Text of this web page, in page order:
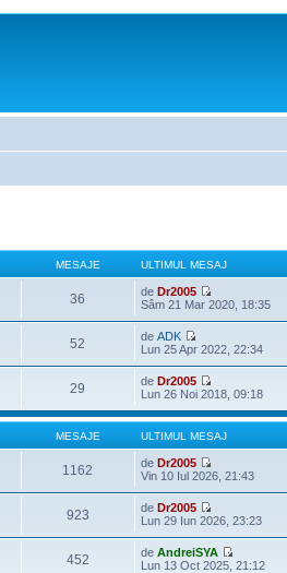
MESAJE ULTIMUL MESAJ
36 deDr2005
Sâm 21 Mar 2020, 18:35
52 deADK
Lun 25 Apr 2022, 22:34
29 deDr2005
Lun 26 Noi 2018, 09:18
MESAJE ULTIMUL MESAJ
1162 deDr2005
Vin 10 Iul 2026, 21:43
923 deDr2005
Lun 29 Iun 2026, 23:23
452 deAndreiSYA
Lun 13 Oct 2025, 21:12